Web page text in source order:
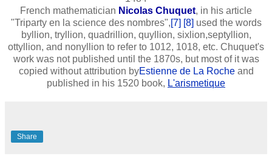
French mathematician Nicolas Chuquet, in his article
"Triparty en la science des nombres",[7] [8] used the words
byllion, tryllion, quadrillion, quyllion, sixlion,septyllion,
ottyllion, and nonyllion to refer to 1012, 1018, etc. Chuquet's
work was not published until the 1870s, but most of it was
copied without attribution byEstienne de La Rocheand
published in his 1520 book, L'arismetique
Share